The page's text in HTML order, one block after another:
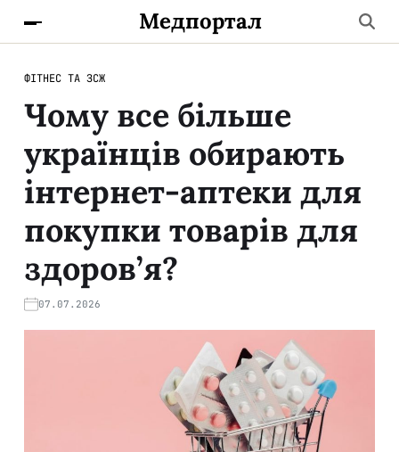
Медпортал
ФІТНЕС ТА ЗСЖ
Чому все більше
українців обирають
інтернет-аптеки для
покупки товарів для
здоров’я?
07.07.2026